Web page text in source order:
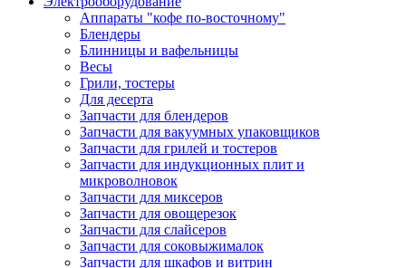
Аппараты "кофе по-восточному"
Блендеры
Блинницы и вафельницы
Весы
Грили, тостеры
Для десерта
Запчасти для блендеров
Запчасти для вакуумных упаковщиков
Запчасти для грилей и тостеров
Запчасти для индукционных плит и
микроволновок
Запчасти для миксеров
Запчасти для овощерезок
Запчасти для слайсеров
Запчасти для соковыжималок
Запчасти для шкафов и витрин